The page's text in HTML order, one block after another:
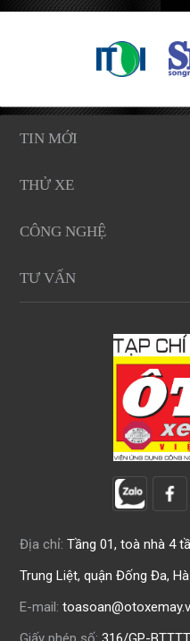
TIN MỚI
THỬ XE
CÔNG NGHỆ
TƯ VẤN
Địa chỉ: Tầng 01, toà nhà 4
Trung Liệt, quận Đống Đa,
E-mail: